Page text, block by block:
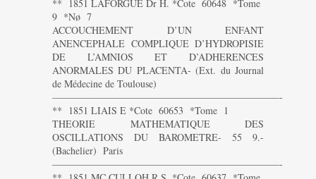
** 1851 LAFORGUE Dr H. *Cote 60648 *Tome
9 *Nø 7
ACCOUCHEMENT D’UN ENFANT
ANENCEPHALE COMPLIQUE D’HYDROPISIE
DE L’AMNIOS ET D’ADHERENCES
ANORMALES DU PLACENTA- (Ext. du Journal
de Médecine de Toulouse)
———————————————————————-
** 1851 LIAIS E *Cote 60653 *Tome 1
THEORIE MATHEMATIQUE DES
OSCILLATIONS DU BAROMETRE- 55 9.-
(Bachelier) Paris
———————————————————————-